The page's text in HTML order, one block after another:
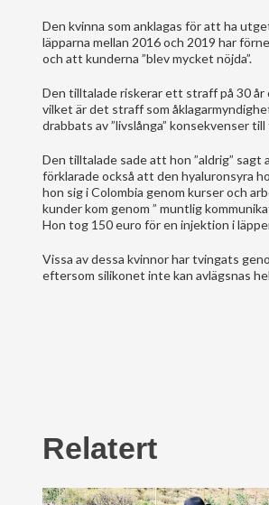
Den kvinna som anklagas för att ha
läpparna mellan 2016 och 2019 har
och att kunderna ”blev mycket nöjda”.
Den tilltalade riskerar ett straff på 30
vilket är det straff som
drabbats av ”livslånga” konsekvenser
Den tilltalade sade att hon ”aldrig”
förklarade också att den hyaluronsyra
hon sig i Colombia genom kurser och
kunder kom genom ” muntlig
Hon tog 150 euro för en injektion i
Vissa av dessa kvinnor har tvingats
eftersom silikonet inte kan avlägsnas
Relatert